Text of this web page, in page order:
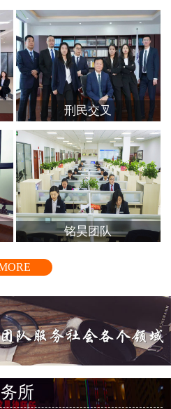
刑民交叉
铭昊团队
所